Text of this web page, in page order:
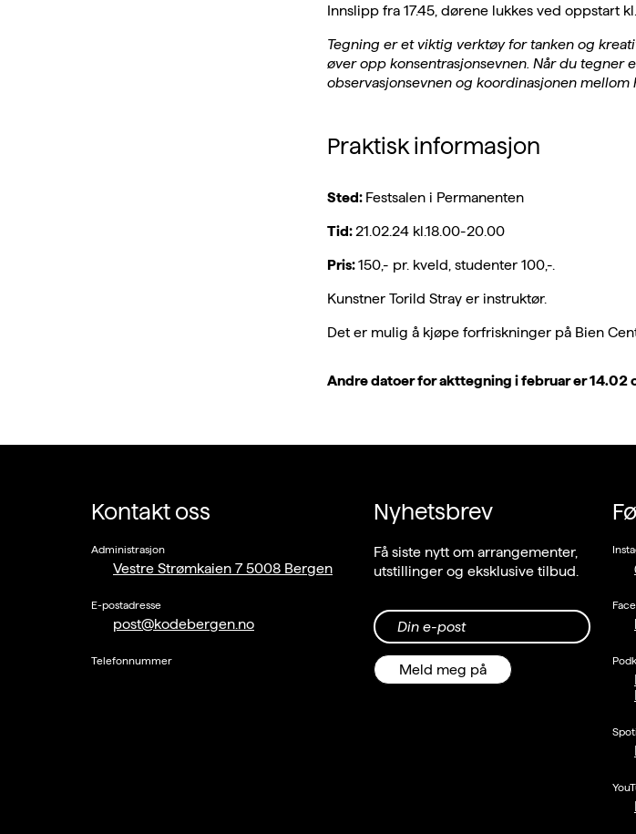
Innslipp fra 17.45, dørene lukkes ved oppstart
Tegning er et viktig verktøy for tanken og
øver opp konsentrasjonsevnen. Når du tegner
observasjonsevnen og koordinasjonen mellom
Praktisk informasjon
Sted: Festsalen i Permanenten
Tid: 21.02.24 kl.18.00-20.00
Pris:150,- pr. kveld, studenter 100,-.
Kunstner Torild Stray er instruktør.
Det er mulig å kjøpe forfriskninger på Bien
Andre datoer for akttegning i februar er 14.02
Kontakt oss
Administrasjon
Vestre Strømkaien 7 5008 Bergen
E-postadresse
post@kodebergen.no
Telefonnummer
Nyhetsbrev
Få siste nytt om arrangementer,
utstillinger og eksklusive tilbud.
Din e-post
Meld meg på